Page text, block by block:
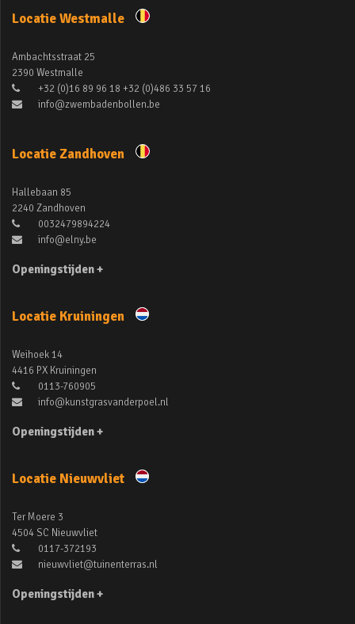
Locatie Westmalle
Ambachtsstraat 25
2390 Westmalle
+32 (0)16 89 96 18 +32 (0)486 33 57 16
info@zwembadenbollen.be
Locatie Zandhoven
Hallebaan 85
2240 Zandhoven
0032479894224
info@elny.be
Openingstijden +
Locatie Kruiningen
Weihoek 14
4416 PX Kruiningen
0113-760905
info@kunstgrasvanderpoel.nl
Openingstijden +
Locatie Nieuwvliet
Ter Moere 3
4504 SC Nieuwvliet
0117-372193
nieuwvliet@tuinenterras.nl
Openingstijden +